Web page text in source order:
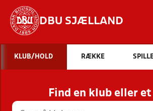
DBU SJÆLLAND
Hvad
INDHOLD
STILLINGER, RESULTATER,
HOLD
KLUB/HOLD RÆKKE
Find en klub eller et